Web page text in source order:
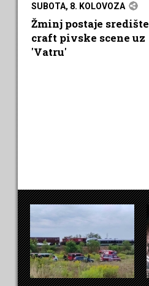
SUBOTA, 8. KOLOVOZA
Žminj postaje središte
craft pivske scene uz
'Vatru'